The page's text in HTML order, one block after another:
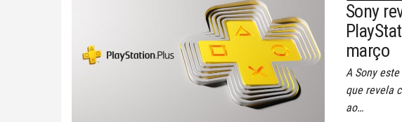
Sony
março
A Sony
que revela
ao…